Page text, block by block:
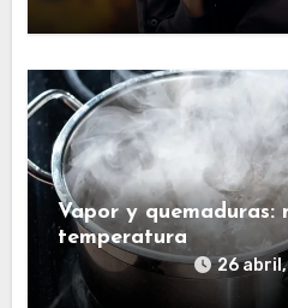
Vapor y quemaduras:
temperatura
26